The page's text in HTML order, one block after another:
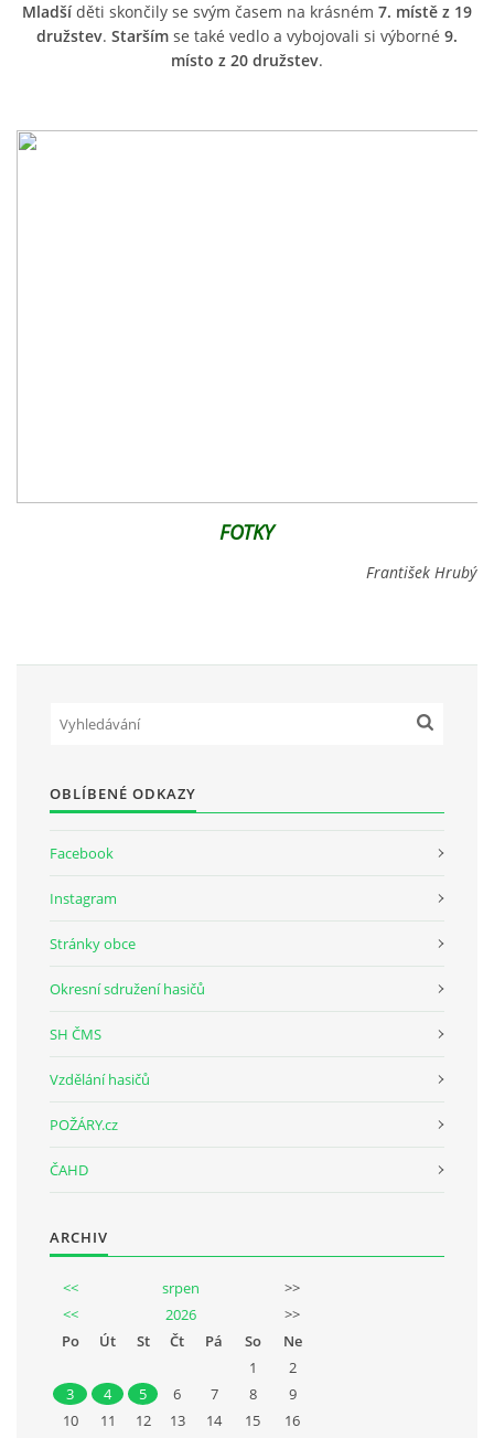
SH ČMS - SDH STŘÍŽOVICE
Střížovice 157, 332 07
IČO: 49183516
Mladšíděti skončily se svým časem na krásném 7. místě z 19
družstev. Staršímse také vedlo a vybojovali si výborné 9.
místo z 20 družstev.
FOTKY
František Hrubý
OBLÍBENÉ ODKAZY
Facebook
Instagram
Stránky obce
Okresní sdružení hasičů
SH ČMS
Vzdělání hasičů
POŽÁRY.cz
ČAHD
ARCHIV
<< srpen
>>
<<
2026
>>
Po
Út St Čt Pá So
Ne
1
2
3
4 5 6 7 8
9
10
11 12 13 14 15
16